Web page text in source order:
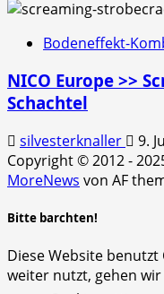
Bodeneffekt-
NICO Europe >>
Schachtel
silvesterknaller
9.
Copyright © 2012 -
MoreNews von AF
Bitte barchten!
Diese Website
weiter nutzt, gehen